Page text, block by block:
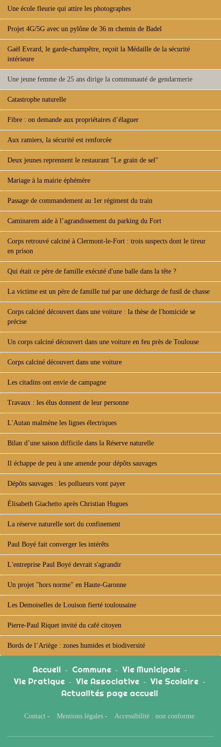
Une école fleurie qui attire les photographes
Projet 4G/5G avec un pylône de 36 m chemin de Badel
Gaël Evrard, le garde-champêtre, reçoit la Médaille de la sécurité
intérieure
Une jeune femme de 25 ans dirige la communauté de gendarmerie
Catastrophe naturelle
Fibre : on demande aux propriétaires d’élaguer
Aux ramiers, la sécurité est renforcée
Deux jeunes reprennent le restaurant "Le grain de sel"
Mariage à la mairie éphémère
Passage de commandement au 1er régiment du train
Caminarem aide à l’agrandissement du parking du Fort
Corps retrouvé calciné à Clermont-le-Fort : trois suspects dont le tireur
en prison
Qui était ce père de famille exécuté d'une balle dans la tête ?
La victime est un père de famille tué par une décharge de fusil de chasse
Corps calciné découvert dans une voiture : la thèse de l'homicide se
précise
Un corps calciné découvert dans une voiture en feu près de Toulouse
Corps calciné découvert dans une voiture
Les citadins ont envie de campagne
Travaux : les élus donnent de leur personne
L'Autan malmène les lignes électriques
Bilan d’une saison difficile dans la Réserve naturelle
Il échappe de peu à une amende pour dépôts sauvages
Dépôts sauvages : les pollueurs vont payer
Élisabeth Giachetto après Christian Hugues
La réserve naturelle sort du confinement
Paul Boyé fait converger les intérêts
L'entreprise Paul Boyé devrait s'agrandir
Un projet "hors norme" en Haute-Garonne
Les Demoiselles de Louison fierté toulousaine
Pierre-Paul Riquet invité du café citoyen
Bords de l’Ariège : zones humides et biodiversité
Accueil - Commune - Vie Municipale -
Vie Pratique - Vie Associative - Vie Scolaire -
Actualités page accueil
Contact - Mentions légales - Accessibilité : non conforme